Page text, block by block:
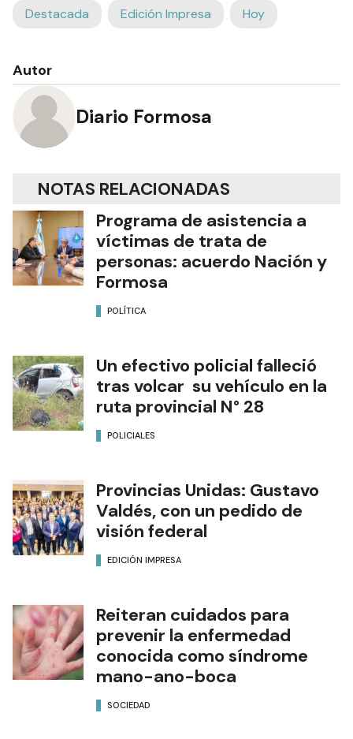
Destacada Edición Impresa Hoy
Autor
Diario Formosa
NOTAS RELACIONADAS
Programa de asistencia a
víctimas de trata de
personas: acuerdo Nación y
Formosa
POLÍTICA
Un efectivo policial falleció
tras volcar su vehículo en la
ruta provincial N° 28
POLICIALES
Provincias Unidas: Gustavo
Valdés, con un pedido de
visión federal
EDICIÓN IMPRESA
Reiteran cuidados para
prevenir la enfermedad
conocida como síndrome
mano-ano-boca
SOCIEDAD